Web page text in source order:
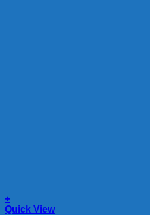
+
Quick View